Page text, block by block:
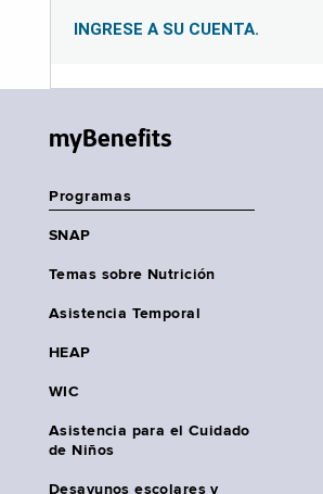
INGRESE A SU CUENTA.
myBenefits
Programas
SNAP
Temas sobre Nutrición
Asistencia Temporal
HEAP
WIC
Asistencia para el Cuidado
de Niños
Desayunos escolares y